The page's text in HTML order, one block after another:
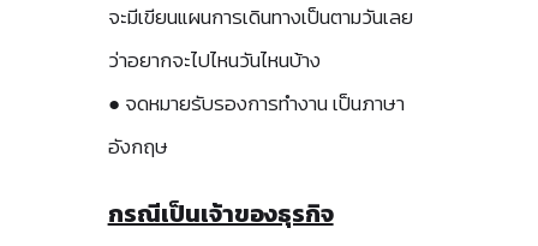
จะมีเขียนแผนการเดินทางเป็นตามวันเลย
ว่าอยากจะไปไหนวันไหนบ้าง
● จดหมายรับรองการทำงาน เป็นภาษา
อังกฤษ
กรณีเป็นเจ้าของธุรกิจ